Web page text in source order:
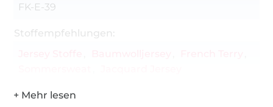
FK-E-39
Stoffempfehlungen: